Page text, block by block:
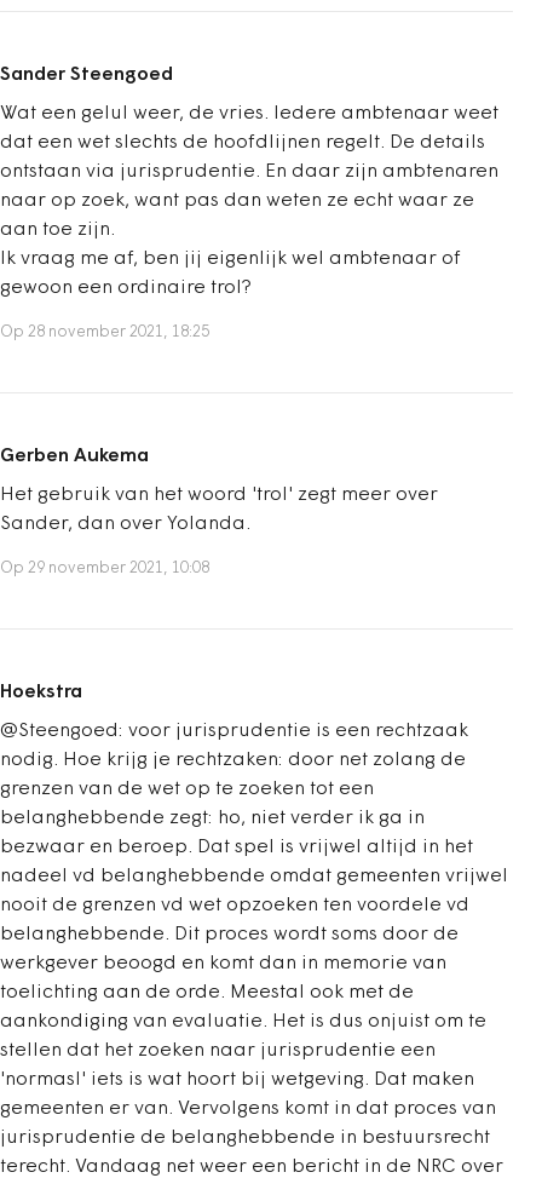
Sander Steengoed
Wat een gelul weer, de vries. Iedere ambtenaar weet
dat een wet slechts de hoofdlijnen regelt. De details
ontstaan via jurisprudentie. En daar zijn ambtenaren
naar op zoek, want pas dan weten ze echt waar ze
aan toe zijn.
Ik vraag me af, ben jij eigenlijk wel ambtenaar of
gewoon een ordinaire trol?
Op 28 november 2021, 18:25
Gerben Aukema
Het gebruik van het woord 'trol' zegt meer over
Sander, dan over Yolanda.
Op 29 november 2021, 10:08
Hoekstra
@Steengoed: voor jurisprudentie is een rechtzaak
nodig. Hoe krijg je rechtzaken: door net zolang de
grenzen van de wet op te zoeken tot een
belanghebbende zegt: ho, niet verder ik ga in
bezwaar en beroep. Dat spel is vrijwel altijd in het
nadeel vd belanghebbende omdat gemeenten vrijwel
nooit de grenzen vd wet opzoeken ten voordele vd
belanghebbende. Dit proces wordt soms door de
werkgever beoogd en komt dan in memorie van
toelichting aan de orde. Meestal ook met de
aankondiging van evaluatie. Het is dus onjuist om te
stellen dat het zoeken naar jurisprudentie een
'normasl' iets is wat hoort bij wetgeving. Dat maken
gemeenten er van. Vervolgens komt in dat proces van
jurisprudentie de belanghebbende in bestuursrecht
terecht. Vandaag net weer een bericht in de NRC over